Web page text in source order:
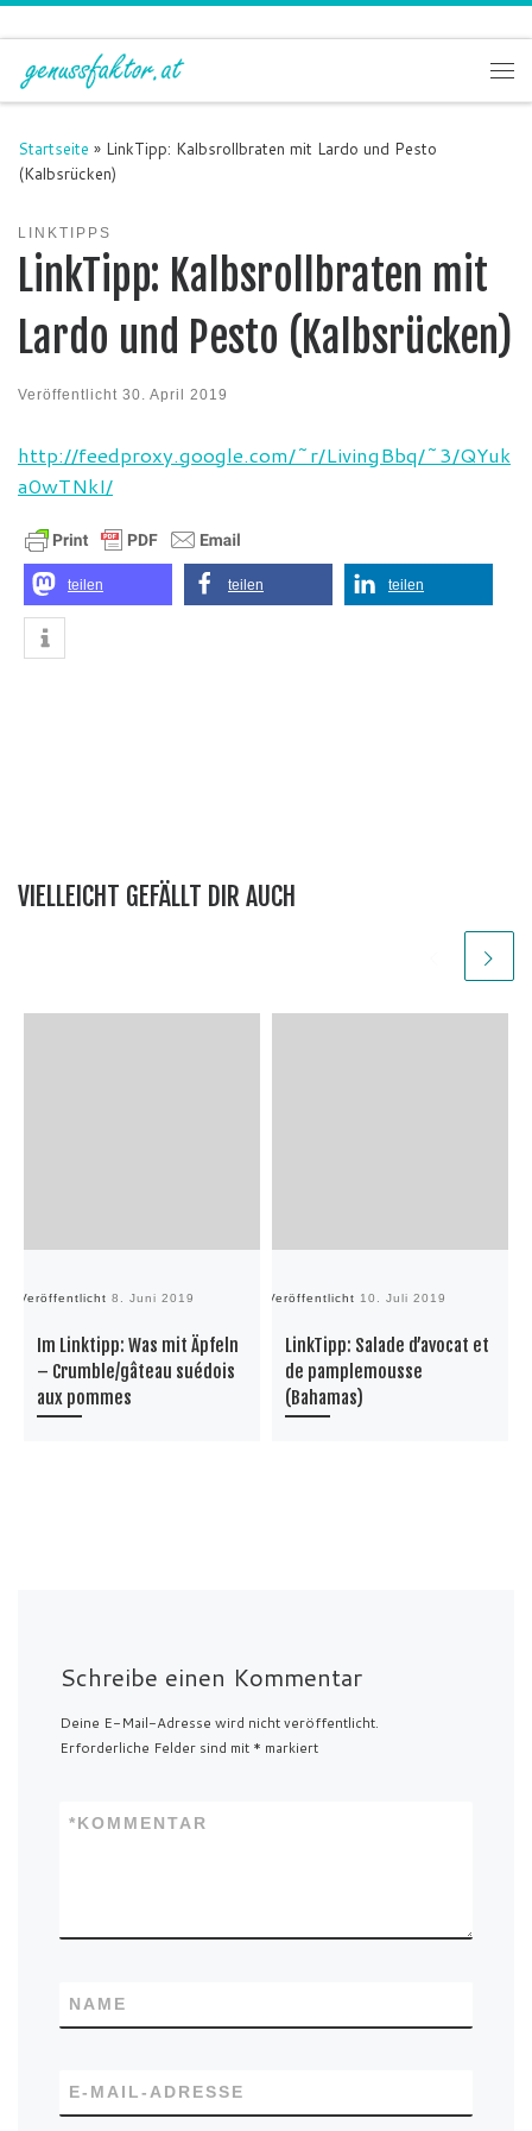
Zum Inhalt springen
Startseite » LinkTipp: Kalbsrollbraten mit Lardo und Pesto
(Kalbsrücken)
LINKTIPPS
LinkTipp: Kalbsrollbraten mit
Lardo und Pesto (Kalbsrücken)
Veröffentlicht 30. April 2019
http://feedproxy.google.com/~r/LivingBbq/~3/QYuk
a0wTNkI/
teilen teilen teilen
VIELLEICHT GEFÄLLT DIR AUCH
Veröffentlicht 8. Juni 2019
Im Linktipp: Was mit Äpfeln
– Crumble/gâteau suédois
aux pommes
Veröffentlicht 10. Juli 2019
LinkTipp: Salade d’avocat et
de pamplemousse
(Bahamas)
Schreibe einen Kommentar
Deine E-Mail-Adresse wird nicht veröffentlicht.
Erforderliche Felder sind mit * markiert
KOMMENTAR
*
NAME
E-MAIL-ADRESSE